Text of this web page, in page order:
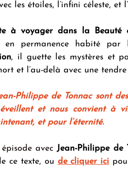
les étoiles, l’infini céleste, et
à voyager dans la Beauté
, il guette les mystères et
et l’au-delà avec une tendre
Philippe de Tonnac sont
et nous convient à
et pour l’éternité.
épisode avec Jean-Philippe de
ce texte, ou de cliquer ici